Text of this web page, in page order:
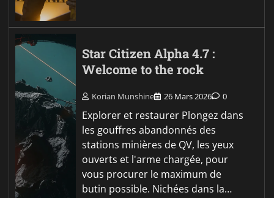
Star Citizen Alpha 4.7 :
Welcome to the rock
Korian Munshine 26 Mars 2026 0
Explorer et restaurer Plongez dans
les gouffres abandonnés des
stations minières de QV, les yeux
ouverts et l'arme chargée, pour
vous procurer le maximum de
butin possible. Nichées dans la…